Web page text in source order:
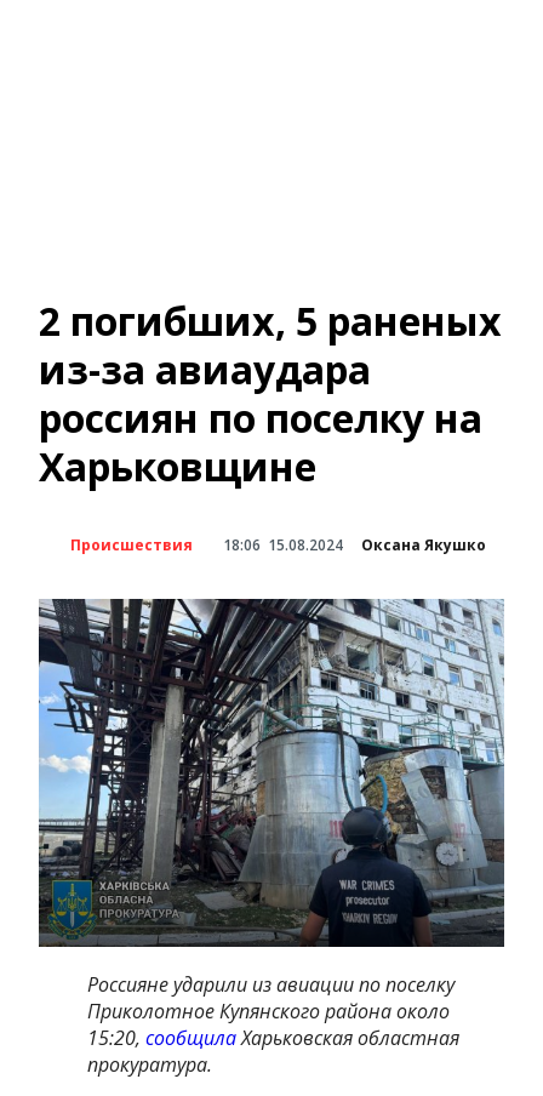
2 погибших, 5 раненых
из-за авиаудара
россиян по поселку на
Харьковщине
Происшествия 18:06 15.08.2024 Оксана Якушко
Россияне ударили из авиации по поселку
Приколотное Купянского района около
15:20,сообщилаХарьковская областная
прокуратура.